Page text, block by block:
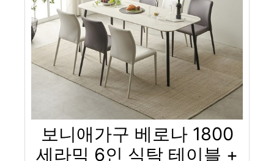
보니애가구 베로나 1800
세라믹 6인 식탁 테이블 +